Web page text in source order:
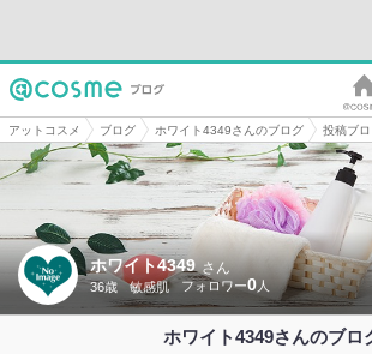
アットコスメ ブログ ホワイト4349さんのブログ 投稿ブ
ホワイト4349 さん
36歳 敏感肌 0
ホワイト4349さんのブロ